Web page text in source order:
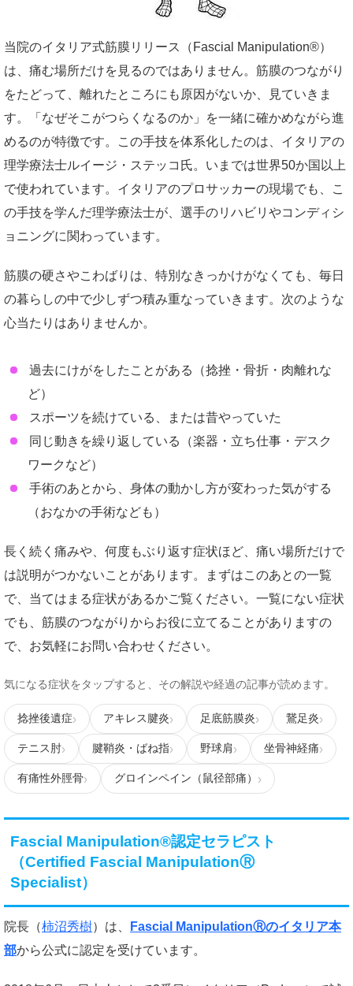
当院のイタリア式筋膜リリース（Fascial Manipulation®）
は、痛む場所だけを見るのではありません。筋膜のつながり
をたどって、離れたところにも原因がないか、見ていきま
す。「なぜそこがつらくなるのか」を一緒に確かめながら進
めるのが特徴です。この手技を体系化したのは、イタリアの
理学療法士ルイージ・ステッコ氏。いまでは世界50か国以上
で使われています。イタリアのプロサッカーの現場でも、こ
の手技を学んだ理学療法士が、選手のリハビリやコンディシ
ョニングに関わっています。
筋膜の硬さやこわばりは、特別なきっかけがなくても、毎日
の暮らしの中で少しずつ積み重なっていきます。次のような
心当たりはありませんか。
過去にけがをしたことがある（捻挫・骨折・肉離れな
ど）
スポーツを続けている、または昔やっていた
同じ動きを繰り返している（楽器・立ち仕事・デスク
ワークなど）
手術のあとから、身体の動かし方が変わった気がする
（おなかの手術なども）
長く続く痛みや、何度もぶり返す症状ほど、痛い場所だけで
は説明がつかないことがあります。まずはこのあとの一覧
で、当てはまる症状があるかご覧ください。一覧にない症状
でも、筋膜のつながりからお役に立てることがありますの
で、お気軽にお問い合わせください。
気になる症状をタップすると、その解説や経過の記事が読めます。
捻挫後遺症 アキレス腱炎 足底筋膜炎 鵞足炎
テニス肘 腱鞘炎・ばね指 野球肩 坐骨神経痛
有痛性外脛骨 グロインペイン（鼠径部痛）
Fascial Manipulation®認定セラピスト
（Certified Fascial ManipulationⓇ
Specialist）
院長（柿沼秀樹）は、
Fascial ManipulationⓇのイタリア本
部から公式に認定を受けています。